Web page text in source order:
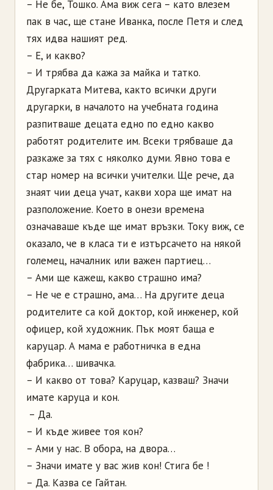
– Не бе, Тошко. Ама виж сега – като влезем
пак в час, ще стане Иванка, после Петя и след
тях идва нашият ред.
– Е, и какво?
– И трябва да кажа за майка и татко.
Другарката Митева, както всички други
другарки, в началото на учебната година
разпитваше децата едно по едно какво
работят родителите им. Всеки трябваше да
разкаже за тях с няколко думи. Явно това е
стар номер на всички учителки. Ще рече, да
знаят чии деца учат, какви хора ще имат на
разположение. Което в онези времена
означаваше къде ще имат връзки. Току виж, се
оказало, че в класа ти е изтърсачето на някой
големец, началник или важен партиец…
– Ами ще кажеш, какво страшно има?
– Не че е страшно, ама… На другите деца
родителите са кой доктор, кой инженер, кой
офицер, кой художник. Пък моят баща е
каруцар. А мама е работничка в една
фабрика… шивачка.
– И какво от това? Каруцар, казваш? Значи
имате каруца и кон.
– Да.
– И къде живее тоя кон?
– Ами у нас. В обора, на двора…
– Значи имате у вас жив кон! Стига бе !
– Да. Казва се Гайтан.